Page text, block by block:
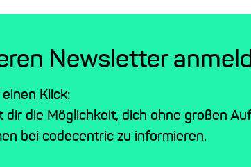
Newsletter
Klick:
die Möglichkeit, dich ohne großen
bei codecentric zu informieren.